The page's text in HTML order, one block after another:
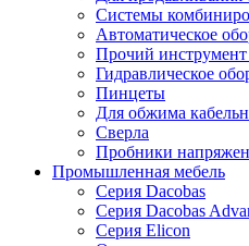
Системы
Автоматическое
Прочий инструмент
Гидравлическое
Пинцеты
Для обжима
Сверла
Пробники
Промышленная мебель
Серия Dacobas
Серия Dacobas
Серия Elicon